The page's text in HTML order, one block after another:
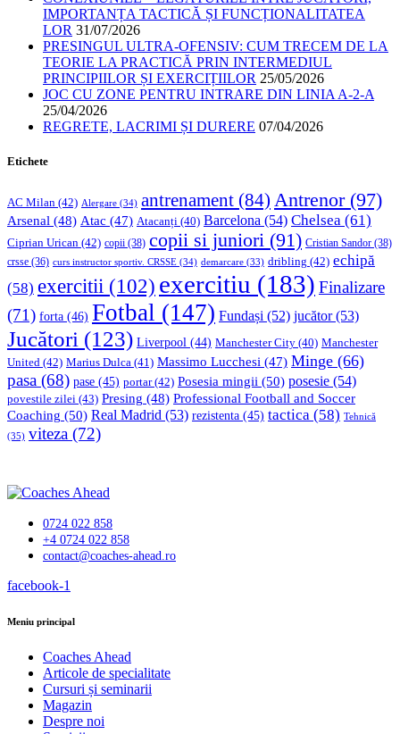
IMPORTANȚA TACTICĂ ȘI FUNCȚIONALITATEA
LOR 31/07/2026
PRESINGUL ULTRA-OFENSIV: CUM TRECEM DE LA
TEORIE LA PRACTICĂ PRIN INTERMEDIUL
PRINCIPIILOR ȘI EXERCIȚIILOR 25/05/2026
JOC CU ZONE PENTRU INTRARE DIN LINIA A-2-A
25/04/2026
REGRETE, LACRIMI ȘI DURERE 07/04/2026
Etichete
AC Milan (42) Alergare (34) antrenament (84) Antrenor(97)
Arsenal (48) Atac (47) Atacanți (40) Barcelona (54) Chelsea (61)
Ciprian Urican (42) copii (38) copii si juniori (91) Cristian Sandor (38)
crsse (36) curs instructor sportiv. CRSSE (34) demarcare (33) dribling (42) echipă
(58) exercitii (102) exercitiu (183) Finalizare
(71) forta (46) Fotbal (147) Fundași (52) jucător(53)
Jucători (123) Liverpool (44) Manchester City (40) Manchester
United (42) Marius Dulca (41) Massimo Lucchesi (47) Minge (66)
pasa (68) pase (45) portar(42) Posesia mingii (50) posesie (54)
povestile zilei (43) Presing (48) Professional Football and Soccer
Coaching (50) Real Madrid (53) rezistenta (45) tactica (58) Tehnică
(35) viteza (72)
0724 022 858
+4 0724 022 858
contact@coaches-ahead.ro
facebook-1
Meniu principal
Coaches Ahead
Articole de specialitate
Cursuri și seminarii
Magazin
Despre noi